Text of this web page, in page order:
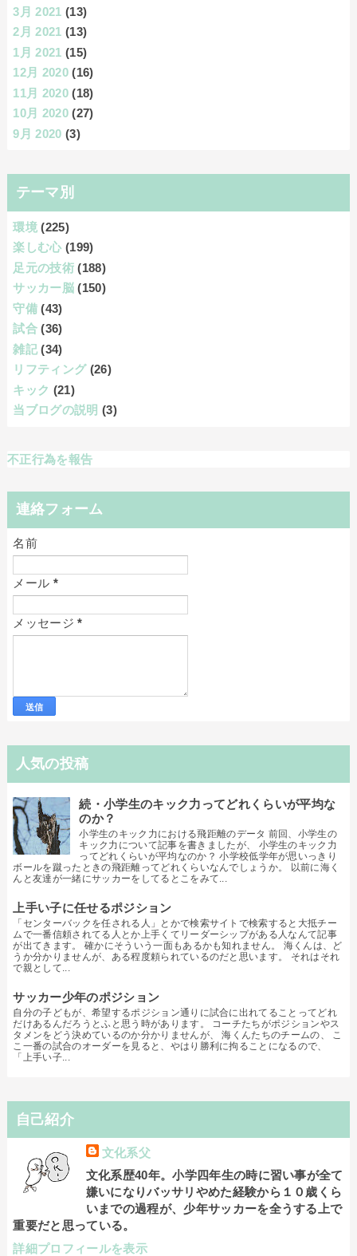
3月 2021 (13)
2月 2021 (13)
1月 2021 (15)
12月 2020 (16)
11月 2020 (18)
10月 2020 (27)
9月 2020 (3)
テーマ別
環境 (225)
楽しむ心 (199)
足元の技術 (188)
サッカー脳 (150)
守備 (43)
試合 (36)
雑記 (34)
リフティング (26)
キック (21)
当ブログの説明 (3)
不正行為を報告
連絡フォーム
名前
メール *
メッセージ*
人気の投稿
続・小学生のキック力ってどれくらいが平均な
のか？
小学生のキック力における飛距離のデータ 前回、小学生の
キック力について記事を書きましたが、 小学生のキック力
ってどれくらいが平均なのか？ 小学校低学年が思いっきり
ボールを蹴ったときの飛距離ってどれくらいなんでしょうか。 以前に海く
んと友達が一緒にサッカーをしてるとこをみて...
上手い子に任せるポジション
「センターバックを任される人」とかで検索サイトで検索すると大抵チー
ムで一番信頼されてる人とか上手くてリーダーシップがある人なんて記事
が出てきます。 確かにそういう一面もあるかも知れません。 海くんは、ど
うか分かりませんが、ある程度頼られているのだと思います。 それはそれ
で親として...
サッカー少年のポジション
自分の子どもが、希望するポジション通りに試合に出れてることってどれ
だけあるんだろうとふと思う時があります。 コーチたちがポジションやス
タメンをどう決めているのか分かりませんが、 海くんたちのチームの、 こ
こ一番の試合のオーダーを見ると、やはり勝利に拘ることになるので、
「上手い子...
自己紹介
文化系父
文化系歴40年。小学四年生の時に習い事が全て
嫌いになりバッサリやめた経験から１０歳くら
いまでの過程が、少年サッカーを全うする上で
重要だと思っている。
詳細プロフィールを表示